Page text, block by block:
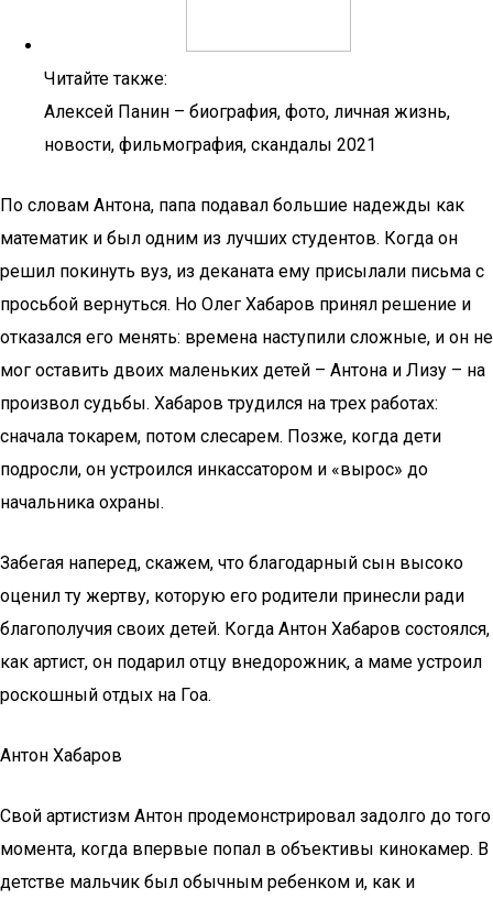
Читайте также:
Алексей Панин – биография, фото, личная жизнь,
новости, фильмография, скандалы 2021
По словам Антона, папа подавал большие надежды как
математик и был одним из лучших студентов. Когда он
решил покинуть вуз, из деканата ему присылали письма с
просьбой вернуться. Но Олег Хабаров принял решение и
отказался его менять: времена наступили сложные, и он не
мог оставить двоих маленьких детей – Антона и Лизу – на
произвол судьбы. Хабаров трудился на трех работах:
сначала токарем, потом слесарем. Позже, когда дети
подросли, он устроился инкассатором и «вырос» до
начальника охраны.
Забегая наперед, скажем, что благодарный сын высоко
оценил ту жертву, которую его родители принесли ради
благополучия своих детей. Когда Антон Хабаров состоялся,
как артист, он подарил отцу внедорожник, а маме устроил
роскошный отдых на Гоа.
Антон Хабаров
Свой артистизм Антон продемонстрировал задолго до того
момента, когда впервые попал в объективы кинокамер. В
детстве мальчик был обычным ребенком и, как и